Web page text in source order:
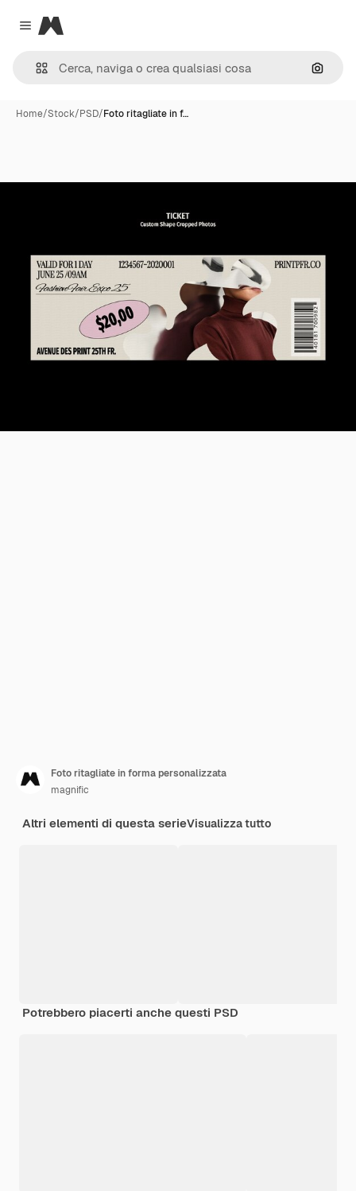
Close menu
Magnific
Cerca
Home/Stock/PSD/Foto ritagliate in f…
Foto ritagliate in forma personalizzata
magnific
Altri elementi di questa serieVisualizza tutto
Potrebbero piacerti anche questi PSD